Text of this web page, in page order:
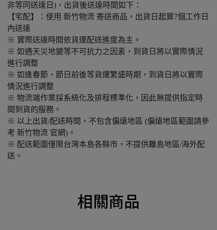
非等同送達日)，出貨後送達時間如下：
【宅配】：使用 新竹物流 寄送商品，出貨日起算7個工作日
內送達
※ 實際送達時間依貨運配送進度為主。
※ 如遇天災地變等不可抗力之因素，到貨日將以實際情況
進行調整
※ 如逢春節、節日前後等貨運繁盛時期，到貨日將以實際
情況進行調整
※ 物流端作業採系統化及排程標準化，因此無提供指定時
間到貨的服務。
※ 以上出貨/配送時間，不包含偏遠地區 (偏遠地區範圍請參
考 新竹物流 官網)。
※ 配送範圍僅限台灣本島各縣市，不提供離島地區/海外配
送。
相關商品